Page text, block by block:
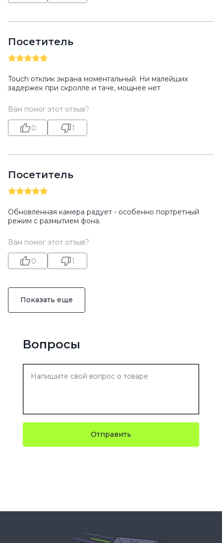
Посетитель
Touch отклик экрана моментальный. Ни малейших
задержек при скролле и таче, мощнее нет
Вам помог этот отзыв?
0 1
Посетитель
Обновленная камера радует - особенно портретный
режим с размытием фона.
Вам помог этот отзыв?
0 1
Показать еще
Вопросы
Отправить